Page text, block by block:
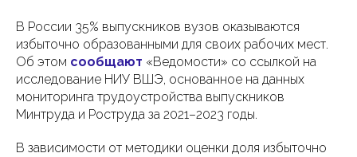
В России 35% выпускников вузов оказываются
избыточно образованными для своих рабочих мест.
Об этом сообщают «Ведомости» со ссылкой на
исследование НИУ ВШЭ, основанное на данных
мониторинга трудоустройства выпускников
Минтруда и Роструда за 2021–2023 годы.
В зависимости от методики оценки доля избыточно